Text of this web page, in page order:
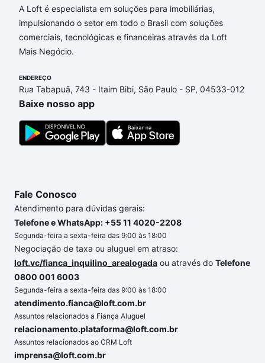
A Loft é especialista em soluções para imobiliárias,
impulsionando o setor em todo o Brasil com soluções
comerciais, tecnológicas e financeiras através da Loft
Mais Negócio.
ENDEREÇO
Rua Tabapuã, 743 - Itaim Bibi, São Paulo - SP, 04533-012
Baixe nosso app
Fale Conosco
Atendimento para dúvidas gerais:
Telefone e WhatsApp: +55 11 4020-2208
Segunda-feira a sexta-feira das 9:00 às 18:00
Negociação de taxa ou aluguel em atraso:
loft.vc/fianca_inquilino_arealogada ou através do Telefone
0800 001 6003
Segunda-feira a sexta-feira das 9:00 às 18:00
atendimento.fianca@loft.com.br
Assuntos relacionados a Fiança Aluguel
relacionamento.plataforma@loft.com.br
Assuntos relacionados ao CRM Loft
imprensa@loft.com.br